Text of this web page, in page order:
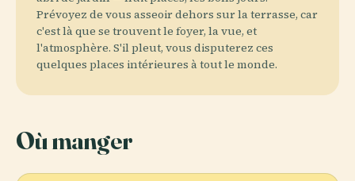
Prévoyez de vous asseoir dehors sur la terrasse, car
c'est là que se trouvent le foyer, la vue, et
l'atmosphère. S'il pleut, vous disputerez ces
quelques places intérieures à tout le monde.
Où manger